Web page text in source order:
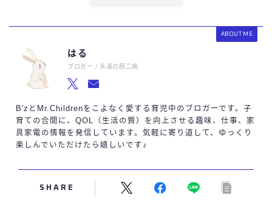
ABOUT ME
はる
ブロガー / 永遠の厨二病
B'zとMr.Childrenをこよなく愛する育児中のブロガーです。子
育ての合間に、QOL（生活の質）を向上させる趣味、仕事、家
具家電の情報を発信しています。気軽に寄り道して、ゆっくり
楽しんでいただけたら嬉しいです♪
SHARE